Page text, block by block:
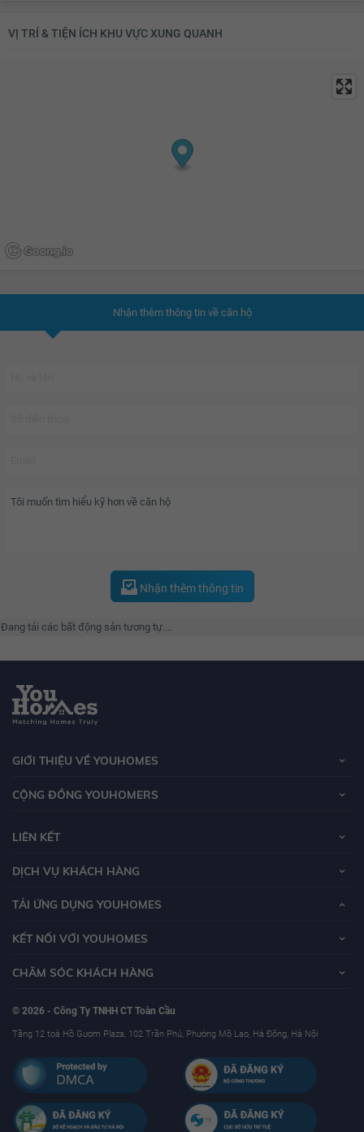
VỊ TRÍ & TIỆN ÍCH KHU VỰC XUNG QUANH
Nhận thêm thông tin về căn hộ
Nhận thêm thông tin
tải các bất động sản tương tự....
GIỚI THIỆU VỀ YOUHOMES
CỘNG ĐỒNG YOUHOMERS
LIÊN KẾT
DỊCH VỤ KHÁCH HÀNG
TẢI ỨNG DỤNG YOUHOMES
KẾT NỐI VỚI YOUHOMES
CHĂM SÓC KHÁCH HÀNG
© 2026 - Công Ty TNHH CT Toàn Cầu
Tầng 12 toà Hồ Gươm Plaza, 102 Trần Phú, Phường Mộ Lao, Hà Đông, Hà Nội